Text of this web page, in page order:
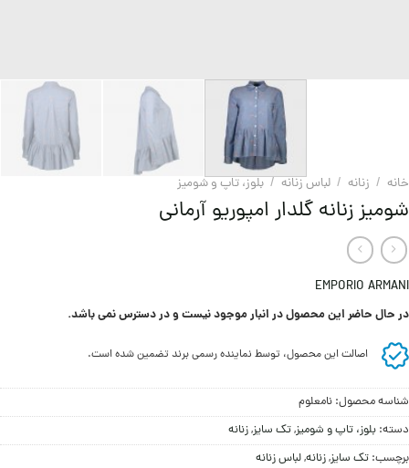
خانه / زنانه / لباس زنانه / بلوز، تاپ و شومیز
شومیز زنانه گلدار امپوریو آرمانی
EMPORIO ARMANI
در حال حاضر این محصول در انبار موجود نیست و در دسترس نمی باشد.
اصالت این محصول، توسط نماینده رسمی برند تضمین شده است.
شناسه محصول: نامعلوم
دسته: بلوز، تاپ و شومیز,تک سایز,زنانه
برچسب: تک سایز,زنانه,لباس زنانه